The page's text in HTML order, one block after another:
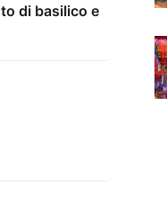
di basilico e